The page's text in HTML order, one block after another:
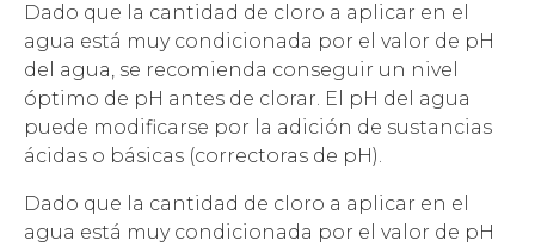
Dado que la cantidad de cloro a aplicar en el
agua está muy condicionada por el valor de pH
del agua, se recomienda conseguir un nivel
óptimo de pH antes de clorar. El pH del agua
puede modificarse por la adición de sustancias
ácidas o básicas (correctoras de pH).
Dado que la cantidad de cloro a aplicar en el
agua está muy condicionada por el valor de pH